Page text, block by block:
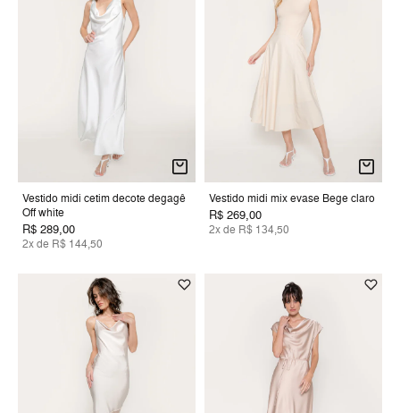
Vestido midi cetim decote degagê
Off white
R$ 289,00
2x de R$ 144,50
Vestido midi mix evase Bege claro
R$ 269,00
2x de R$ 134,50